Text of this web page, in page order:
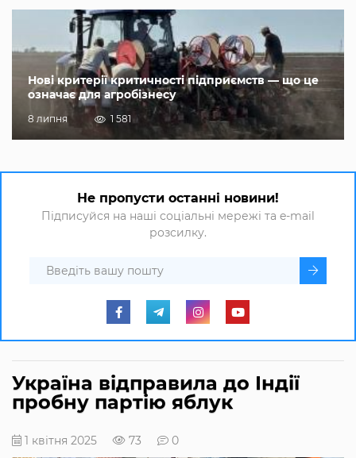
Нові критерії критичності підприємств — що це
означає для агробізнесу
8 липня 1 581
Не пропусти останні новини!
Підписуйся на наші соціальні мережі та e-mail
розсилку.
Україна відправила до Індії
пробну партію яблук
1 квітня 2025 73 0